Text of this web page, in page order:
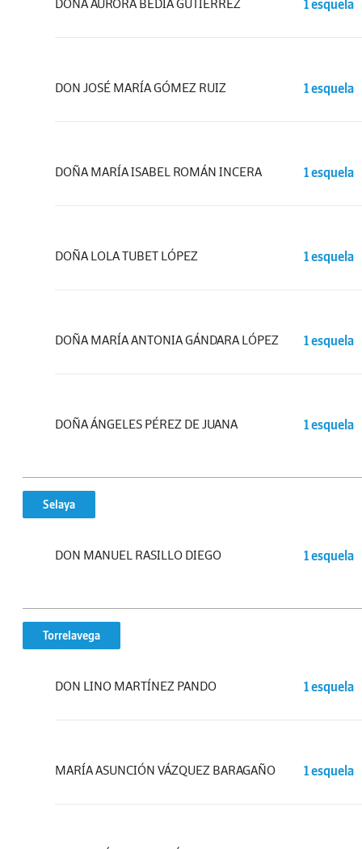
DOÑA AURORA BEDIA GUTIÉRREZ 1 esquela
DON JOSÉ MARÍA GÓMEZ RUIZ 1 esquela
DOÑA MARÍA ISABEL ROMÁN INCERA 1 esquela
DOÑA LOLA TUBET LÓPEZ 1 esquela
DOÑA MARÍA ANTONIA GÁNDARA LÓPEZ 1 esquela
DOÑA ÁNGELES PÉREZ DE JUANA 1 esquela
Selaya
DON MANUEL RASILLO DIEGO 1 esquela
Torrelavega
DON LINO MARTÍNEZ PANDO 1 esquela
MARÍA ASUNCIÓN VÁZQUEZ BARAGAÑO 1 esquela